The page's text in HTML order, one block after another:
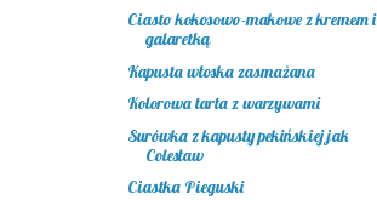
Ciasto kokosowo-makowe z kremem i
galaretką
Kapusta włoska zasmażana
Kolorowa tarta z warzywami
Surówka z kapusty pekińskiej jak
Colesław
Ciastka Pieguski